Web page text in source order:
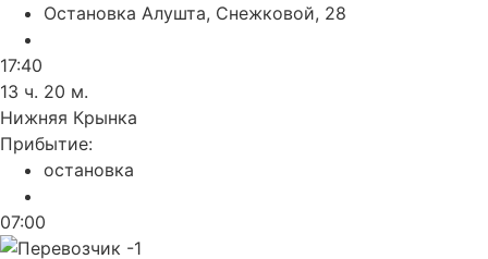
Остановка Алушта, Снежковой, 28
17:40
13 ч. 20 м.
Нижняя Крынка
Прибытие:
остановка
07:00